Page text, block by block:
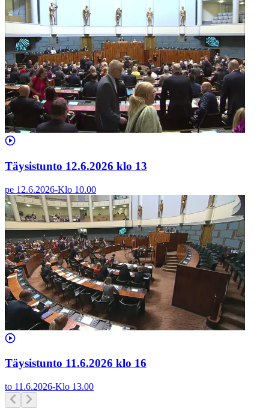
Täysistunto 12.6.2026 klo 13
pe 12.6.2026-Klo 10.00
Täysistunto 11.6.2026 klo 16
to 11.6.2026-Klo 13.00